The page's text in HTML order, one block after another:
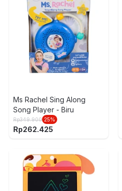
Ms Rachel Sing Along
Song Player - Biru
Rp349.900 25%
Rp262.425